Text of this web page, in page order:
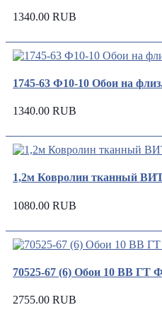
1340.00 RUB
1745-63 Ф10-10 Обои на
1340.00 RUB
1,2м Ковролин тканный
1080.00 RUB
70525-67 (6) Обои 10 ВВ ГТ
2755.00 RUB